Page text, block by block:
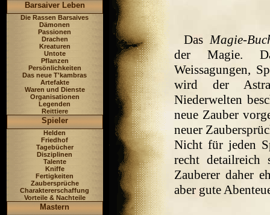
Barsaiver Leben
Die Rassen Barsaives
Dämonen
Passionen
Drachen
Kreaturen
Untote
Pflanzen
Persönlichkeiten
Das neue T'kambras
Artefakte
Waren und Dienste
Organisationen
Legenden
Reittiere
Spieler
Helden
Friedhof
Tagebücher
Disziplinen
Talente
Kniffe
Fertigkeiten
Zaubersprüche
Charaktererschaffung
Vorteile & Nachteile
Mastern
DasMagie-
der Magie.
Weissagungen,
wird der
Niederwelten
neue Zauber
neuer
Nicht für jeden
recht
Zauberer daher
aber gute